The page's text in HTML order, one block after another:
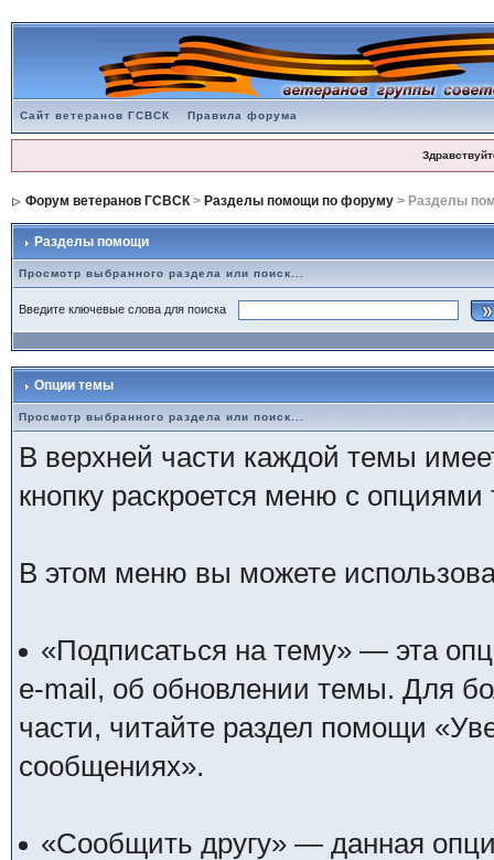
Сайт ветеранов ГСВСК Правила форума
Форум ветеранов ГСВСК> Разделы помощи по форуму> Разделы
Разделы помощи
Просмотр выбранного раздела или поиск...
Введите ключевые слова для поиска
Опции темы
Просмотр выбранного раздела или поиск...
В верхней части каждой темы
кнопку раскроется меню с
В этом меню вы можете
«Подписаться на тему» — эта
e-mail, об обновлении темы. Для
части, читайте раздел помощи
сообщениях».
«Сообщить другу» — данная